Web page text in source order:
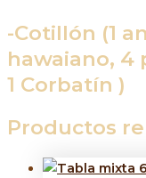
-Cotillón (1
hawaiano, 4
1 Corbatín )
Productos